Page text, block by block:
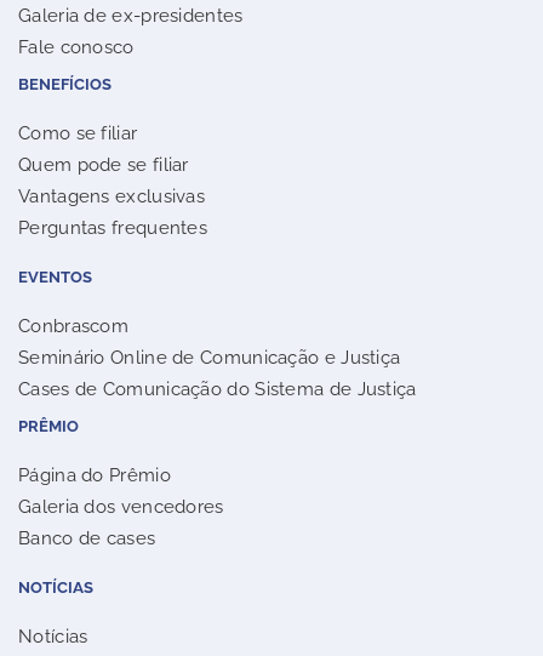
Galeria de ex-presidentes
Fale conosco
BENEFÍCIOS
Como se filiar
Quem pode se filiar
Vantagens exclusivas
Perguntas frequentes
EVENTOS
Conbrascom
Seminário Online de Comunicação e Justiça
Cases de Comunicação do Sistema de Justiça
PRÊMIO
Página do Prêmio
Galeria dos vencedores
Banco de cases
NOTÍCIAS
Notícias